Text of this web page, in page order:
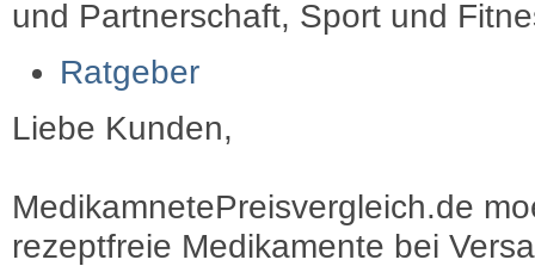
und Partnerschaft, Sport und
Ratgeber
Liebe Kunden,
MedikamnetePreisvergleich.de
rezeptfreie Medikamente bei